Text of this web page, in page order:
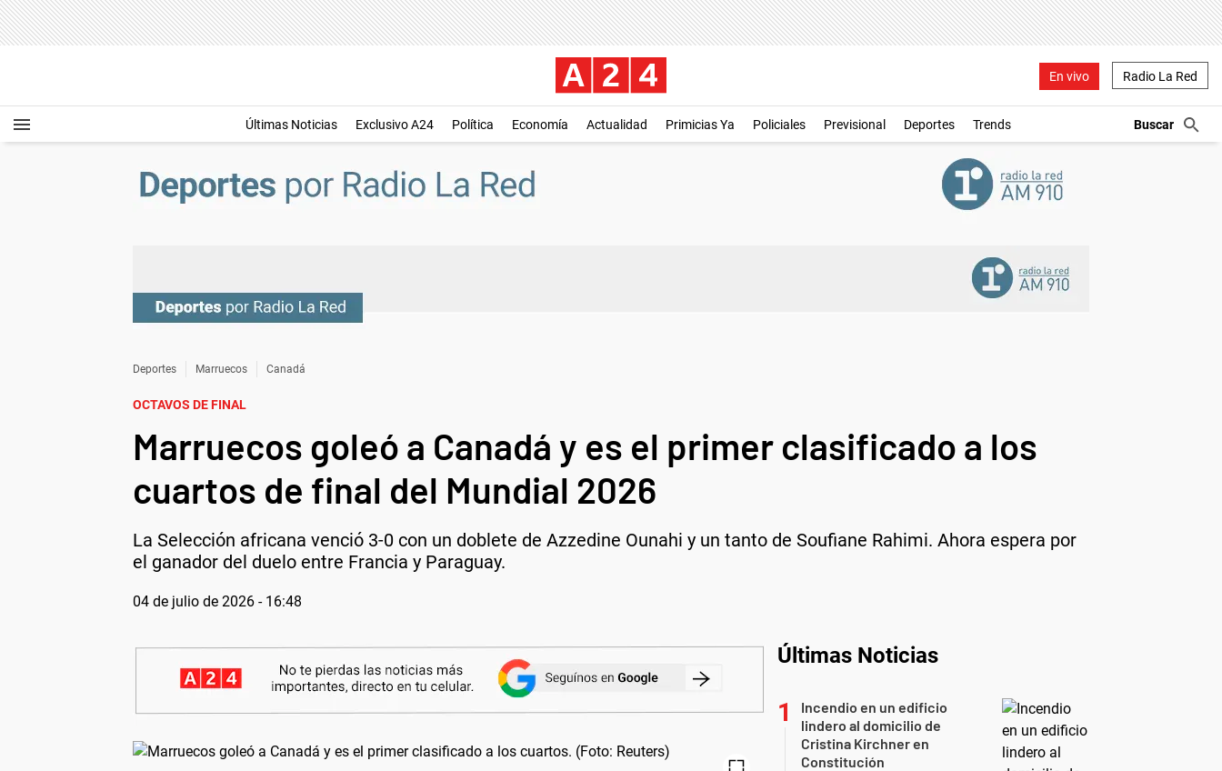
En vivo Radio La Red
Últimas Noticias Exclusivo A24 Política Economía Actualidad Primicias Ya Policiales Previsional Deportes Trends
Deportes Marruecos Canadá
OCTAVOS DE FINAL
Marruecos goleó a Canadá y es el primer clasificado a los
cuartos de final del Mundial 2026
La Selección africana venció 3-0 con un doblete de Azzedine Ounahi y un tanto de Soufiane Rahimi. Ahora espera por
el ganador del duelo entre Francia y Paraguay.
04 de julio de 2026 - 16:48
Últimas Noticias
Incendio en un edificio
lindero al domicilio de
Cristina Kirchner en
Constitución